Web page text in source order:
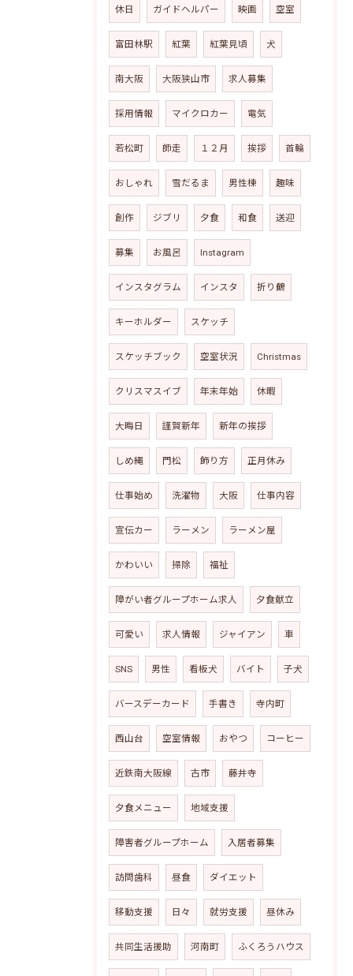
休日 ガイドヘルパー 映画 空室
富田林駅 紅葉 紅葉見頃 犬
南大阪 大阪狭山市 求人募集
採用情報 マイクロカー 電気
若松町 師走 １２月 挨拶 首輪
おしゃれ 雪だるま 男性棟 趣味
創作 ジブリ 夕食 和食 送迎
募集 お風呂 Instagram
インスタグラム インスタ 折り鶴
キーホルダー スケッチ
スケッチブック 空室状況 Christmas
クリスマスイブ 年末年始 休暇
大晦日 謹賀新年 新年の挨拶
しめ縄 門松 飾り方 正月休み
仕事始め 洗濯物 大阪 仕事内容
宣伝カー ラーメン ラーメン屋
かわいい 掃除 福祉
障がい者グループホーム求人 夕食献立
可愛い 求人情報 ジャイアン 車
SNS 男性 看板犬 バイト 子犬
バースデーカード 手書き 寺内町
西山台 空室情報 おやつ コーヒー
近鉄南大阪線 古市 藤井寺
夕食メニュー 地域支援
障害者グループホーム 入居者募集
訪問歯科 昼食 ダイエット
移動支援 日々 就労支援 昼休み
共同生活援助 河南町 ふくろうハウス